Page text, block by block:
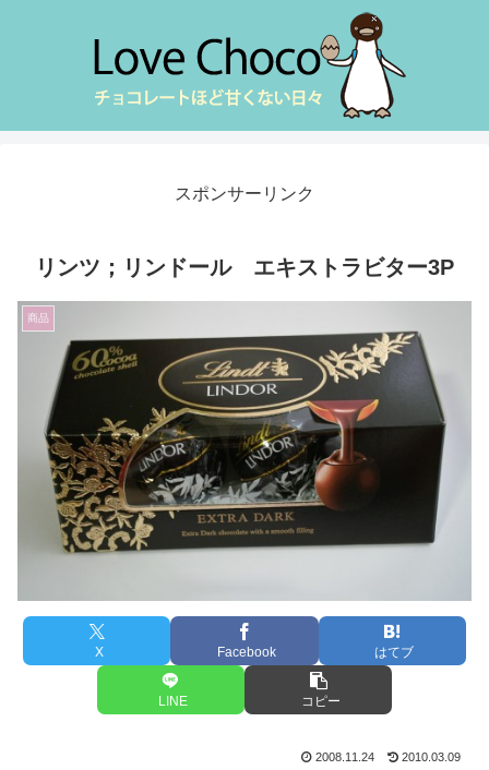
スポンサーリンク
リンツ；リンドール エキストラビター3P
商品
X Facebook はてブ
LINE コピー
2008.11.24 2010.03.09